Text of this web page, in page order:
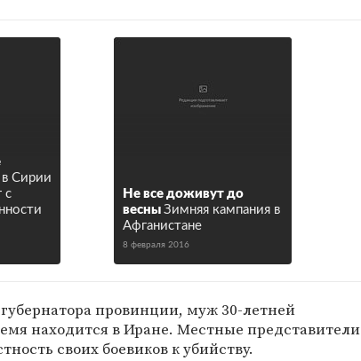
Сирии
с
Не все доживут до
весны Зимняя кампания в
Афганистане
8 февраля 2016
провинции, муж 30-летней
находится в Иране. Местные представители
своих боевиков к убийству.